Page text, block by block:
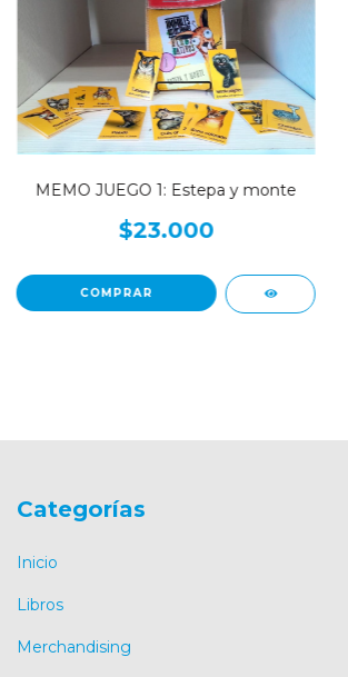
MEMO JUEGO 1: Estepa y monte
$23.000
Categorías
Inicio
Libros
Merchandising